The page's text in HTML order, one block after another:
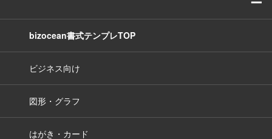
ー
bizocean書式テンプレTOP
ビジネス向け
図形・グラフ
はがき・カード